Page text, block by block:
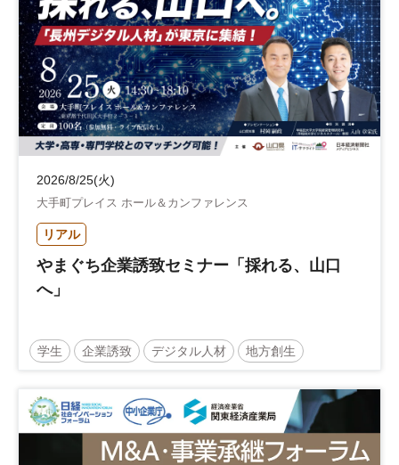
2026/8/25(火)
大手町プレイス ホール＆カンファレンス
リアル
やまぐち企業誘致セミナー「採れる、山口
へ」
学生 企業誘致 デジタル人材 地方創生
地域活性化 自治体